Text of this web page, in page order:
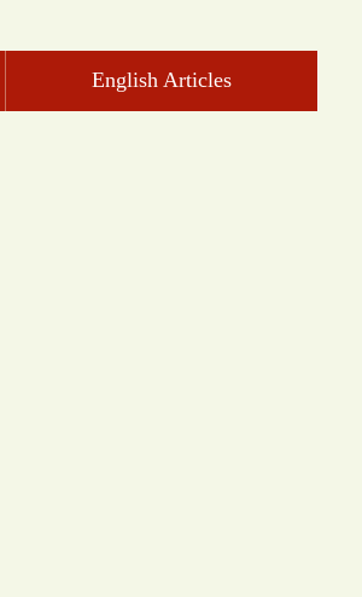
English Articles